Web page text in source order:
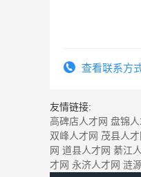
查看联系方
友情链接:
高碑店人才网 盘锦人
双峰人才网 茂县人才
网 道县人才网 綦江
才网 永济人才网 涟